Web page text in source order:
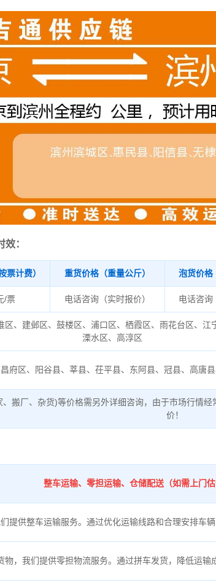
：
票计费） 重货价格（重量公斤） 泡货价格
/票 电话咨询（实时报价） 电话咨询
区、建邺区、鼓楼区、浦口区、栖霞区、雨花台区、江
溧水区、高淳区
府区、阳谷县、莘县、茌平县、东阿县、冠县、高唐
、搬厂、杂货)等价格需另外详细咨询，由于市场行情
价！
整车运输、零担运输、仓储配送（如需上门估
提供整车运输服务。通过优化运输线路和合理安排车
物，我们提供零担物流服务。通过拼车发货，降低运输